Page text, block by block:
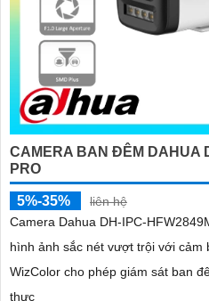
CAMERA BAN ĐÊM DAHUA
PRO
5%-35%
liên hệ
Camera Dahua DH-IPC-
hình ảnh sắc nét vượt trội với cảm biến
WizColor cho phép giám sát ban
thực